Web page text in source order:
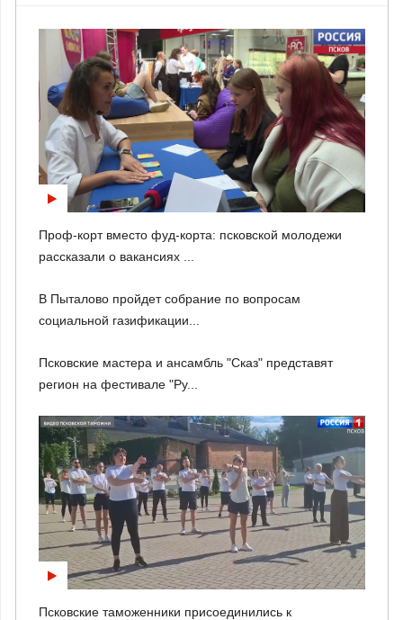
Проф-корт вместо фуд-корта: псковской молодежи
рассказали о вакансиях ...
В Пыталово пройдет собрание по вопросам
социальной газификации...
Псковские мастера и ансамбль "Сказ" представят
регион на фестивале "Ру...
Псковские таможенники присоединились к